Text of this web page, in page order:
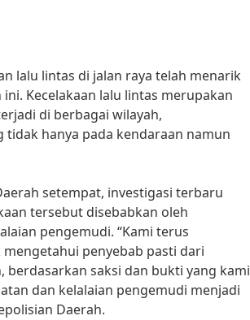
lalu lintas di jalan raya telah menarik
Kecelakaan lalu lintas merupakan
di berbagai wilayah,
tidak hanya pada kendaraan namun
setempat, investigasi terbaru
tersebut disebabkan oleh
pengemudi. “Kami terus
penyebab pasti dari
berdasarkan saksi dan bukti yang kami
dan kelalaian pengemudi menjadi
Daerah.